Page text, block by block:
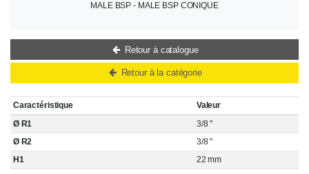
Caractéristique
Valeur
Ø R1
3/8 "
Ø R2
3/8 "
H1
22 mm
MALE BSP - MALE BSP CONIQUE
Retour à catalogue
Retour à la catégorie